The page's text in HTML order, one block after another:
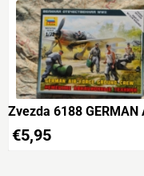
Zvezda 6188 GERMAN
FORCE GROUND CREW /
LUFTWAFFE
€5,95